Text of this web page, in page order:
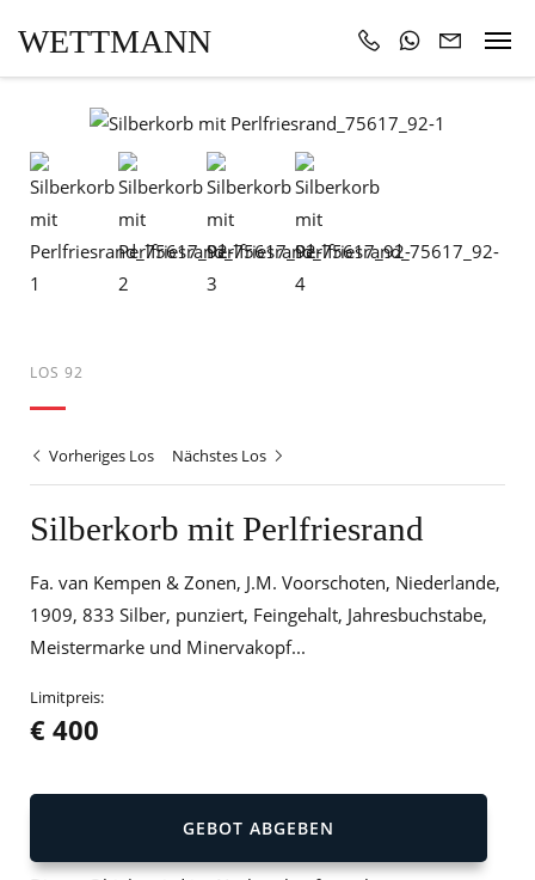
WETTMANN
LOS 92
Vorheriges Los Nächstes Los
Silberkorb mit Perlfriesrand
Fa. van Kempen & Zonen, J.M. Voorschoten, Niederlande,
1909, 833 Silber, punziert, Feingehalt, Jahresbuchstabe,
Meistermarke und Minervakopf...
Limitpreis:
€ 400
GEBOT ABGEBEN